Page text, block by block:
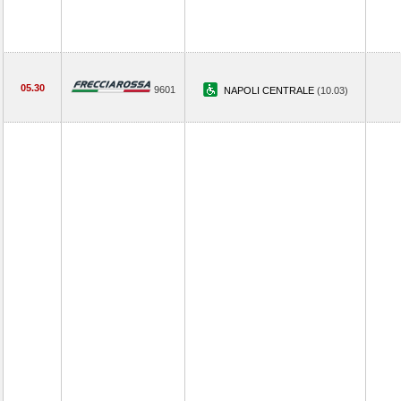
05.30 9601 NAPOLI CENTRALE (10.03)